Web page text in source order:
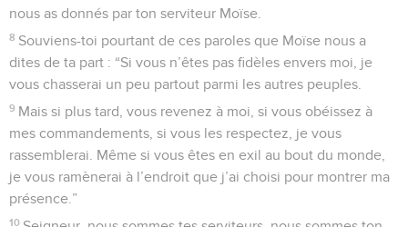
nous as donnés par ton serviteur Moïse.
8 Souviens-toi pourtant de ces paroles que Moïse nous a
dites de ta part : “Si vous n’êtes pas fidèles envers moi, je
vous chasserai un peu partout parmi les autres peuples.
9 Mais si plus tard, vous revenez à moi, si vous obéissez à
mes commandements, si vous les respectez, je vous
rassemblerai. Même si vous êtes en exil au bout du monde,
je vous ramènerai à l’endroit que j’ai choisi pour montrer ma
présence.”
10